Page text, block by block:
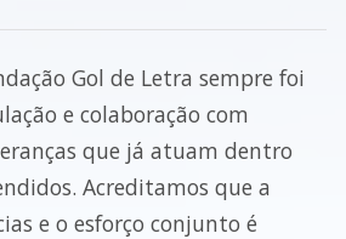
Gol de Letra sempre foi
e colaboração com
que já atuam dentro
Acreditamos que a
e o esforço conjunto é